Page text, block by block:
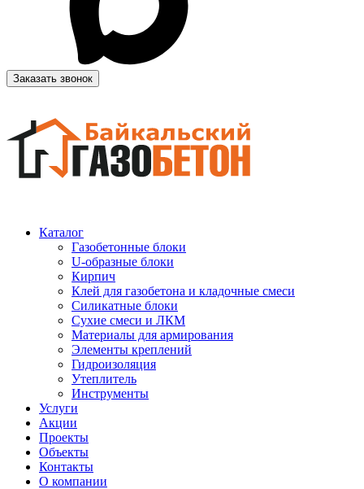
Заказать звонок
Каталог
Газобетонные блоки
U-образные блоки
Кирпич
Клей для газобетона и кладочные смеси
Силикатные блоки
Сухие смеси и ЛКМ
Материалы для армирования
Элементы креплений
Гидроизоляция
Утеплитель
Инструменты
Услуги
Акции
Проекты
Объекты
Контакты
О компании